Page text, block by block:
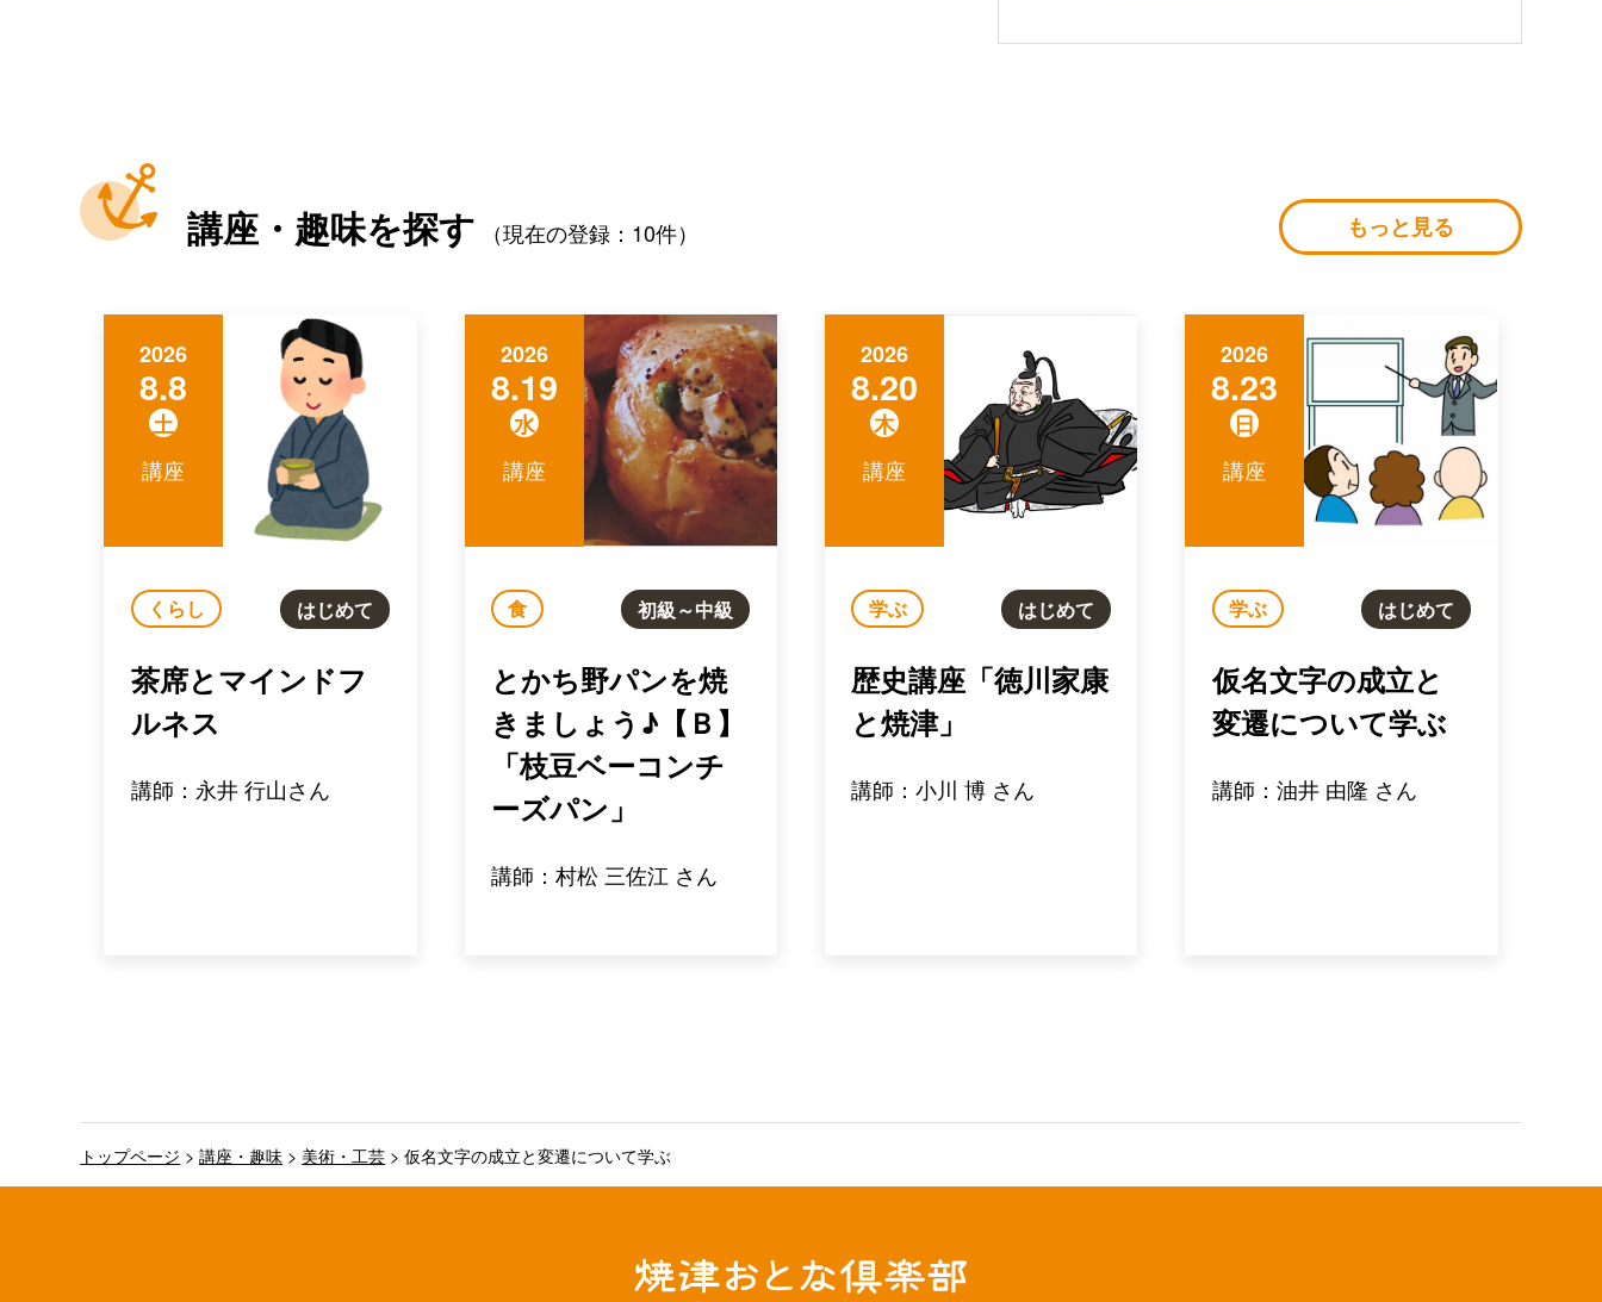
講座・趣味を探す （現在の登録：10件） もっと見る
2026
8.8
土
講座
くらし はじめて
茶席とマインドフ
ルネス
講師：永井 行山さん
2026
8.19
水
講座
食 初級～中級
とかち野パンを焼
きましょう♪【Ｂ】
「枝豆ベーコンチ
ーズパン」
講師：村松 三佐江 さん
2026
8.20
木
講座
学ぶ はじめて
歴史講座「徳川家康
と焼津」
講師：小川 博 さん
2026
8.23
日
講座
学ぶ はじめて
仮名文字の成立と
変遷について学ぶ
講師：油井 由隆 さん
トップページ >講座・趣味 > 美術・工芸 >仮名文字の成立と変遷について学ぶ